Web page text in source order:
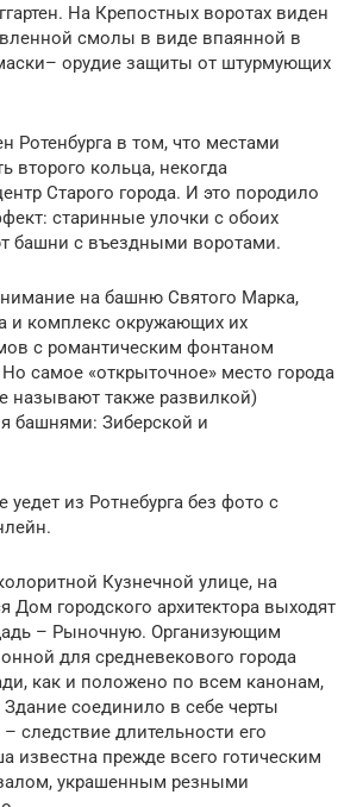
На Крепостных воротах виден
смолы в виде впаянной в
орудие защиты от штурмующих
Ротенбурга в том, что местами
второго кольца, некогда
Старого города. И это породило
старинные улочки с обоих
башни с въездными воротами.
на башню Святого Марка,
и комплекс окружающих их
с романтическим фонтаном
Но самое «открыточное» место города
называют также развилкой)
башнями: Зиберской и
уедет из Ротнебурга без фото с
Кузнечной улице, на
Дом городского архитектора выходят
– Рыночную. Организующим
для средневекового города
как и положено по всем канонам,
Здание соединило в себе черты
следствие длительности его
известна прежде всего готическим
украшенным резными